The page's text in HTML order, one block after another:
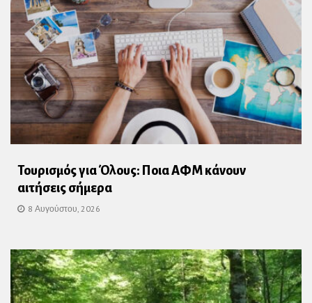
Τουρισμός για Όλους: Ποια ΑΦΜ κάνουν
αιτήσεις σήμερα
8 Αυγούστου, 2026